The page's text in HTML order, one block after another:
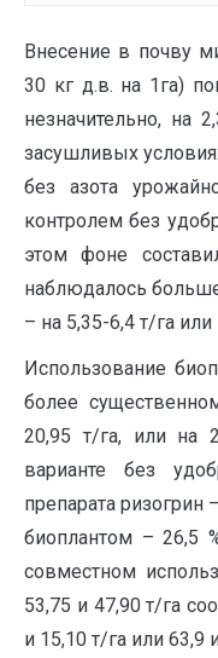
Внесение в почву
30 кг д.в. на 1га)
незначительно, на
засушливых
без азота
контролем без
этом фоне
наблюдалось
– на 5,35-6,4 т/га или
Использование
более
20,95 т/га, или на
варианте без
препарата
биоплантом – 26,5
совместном
53,75 и 47,90 т/га
и 15,10 т/га или 63,9